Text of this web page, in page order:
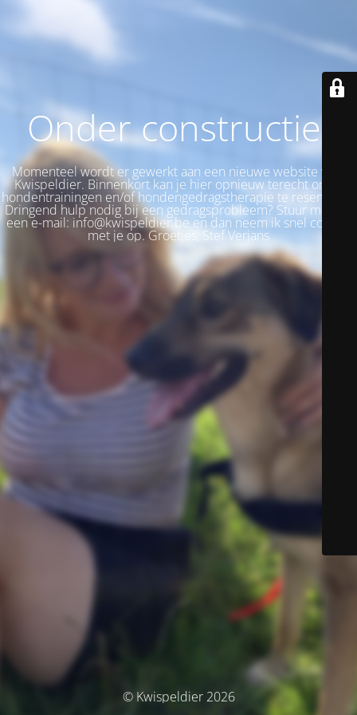
Onder constructie!
Momenteel wordt er gewerkt aan een nieuwe website voor
Kwispeldier. Binnenkort kan je hier opnieuw terecht om je
hondentrainingen en/of hondengedragstherapie te reserveren.
Dringend hulp nodig bij een gedragsprobleem? Stuur me dan
een e-mail: info@kwispeldier.be en dan neem ik snel contact
met je op. Groetjes, Stef Verjans
© Kwispeldier 2026